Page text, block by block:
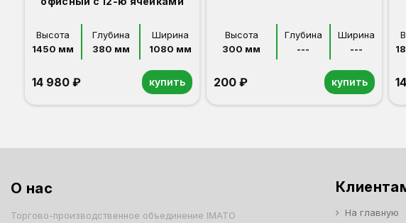
Высота
1450 мм
Глубина
380 мм
Ширина
1080 мм
14 980 ₽ купить
Высота
300 мм
Глубина
---
Ширина
---
200 ₽ купить
О нас
Торгово-производственное объединение IMATO
На главную